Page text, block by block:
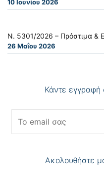
10 Ιουνίου 2026
Ν. 5301/2026 – Πρόστιμα &
26 Μαΐου 2026
Κάντε
Ακολουθήστε